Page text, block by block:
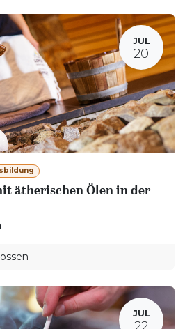
JUL
20
ätherischen Ölen in der
JUL